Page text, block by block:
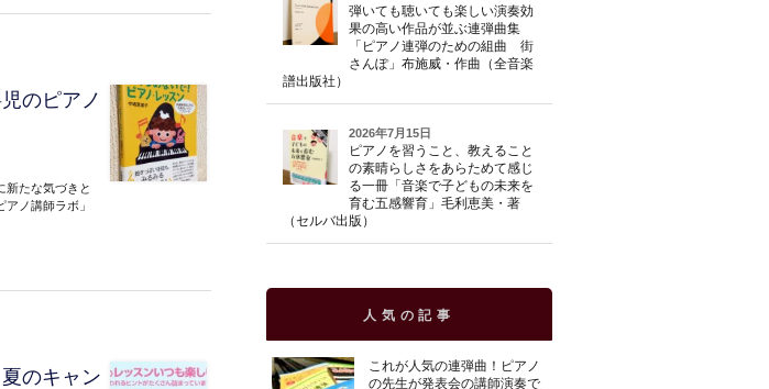
のピアノ
新たな気づきと
ノ講師ラボ」
のキャン
弾いても聴いても楽しい演奏効
果の高い作品が並ぶ連弾曲集
「ピアノ連弾のための組曲 街
さんぽ」布施威・作曲（全音楽
譜出版社）
2026年7月15日
ピアノを習うこと、教えること
の素晴らしさをあらためて感じ
る一冊「音楽で子どもの未来を
育む五感響育」毛利恵美・著
（セルバ出版）
人気の記事
これが人気の連弾曲！ピアノ
の先生が発表会の講師演奏で